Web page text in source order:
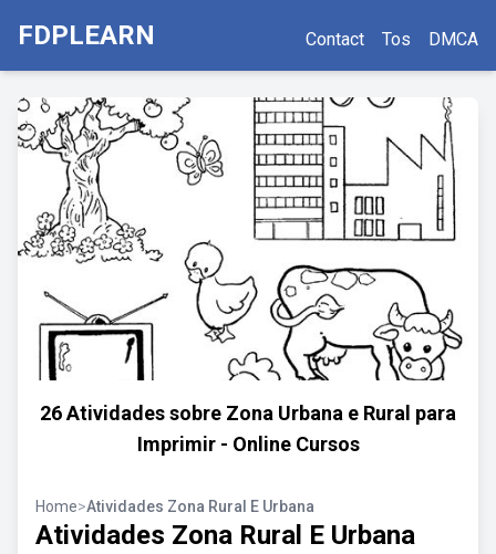
FDPLEARN Contact Tos DMCA
26 Atividades sobre Zona Urbana e Rural para
Imprimir - Online Cursos
Home>Atividades Zona Rural E Urbana
Atividades Zona Rural E Urbana